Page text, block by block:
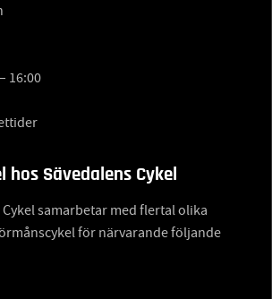
16:00
hos Sävedalens Cykel
Cykel samarbetar med flertal olika
för närvarande följande